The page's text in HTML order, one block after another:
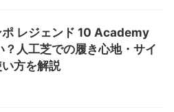
ポ レジェンド 10 Academy
？人工芝での履き心地・サイ
方を解説